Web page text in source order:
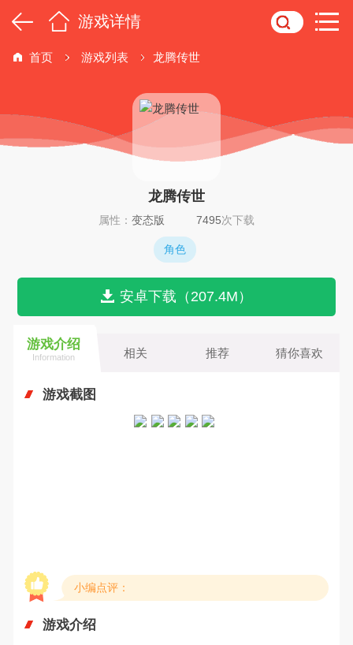
游戏详情
首页 游戏列表 龙腾传世
龙腾传世
属性： 变态版 7495次下载
角色
安卓下载（207.4M）
游戏介绍
Information 相关 推荐 猜你喜欢
游戏截图
小编点评：
游戏介绍